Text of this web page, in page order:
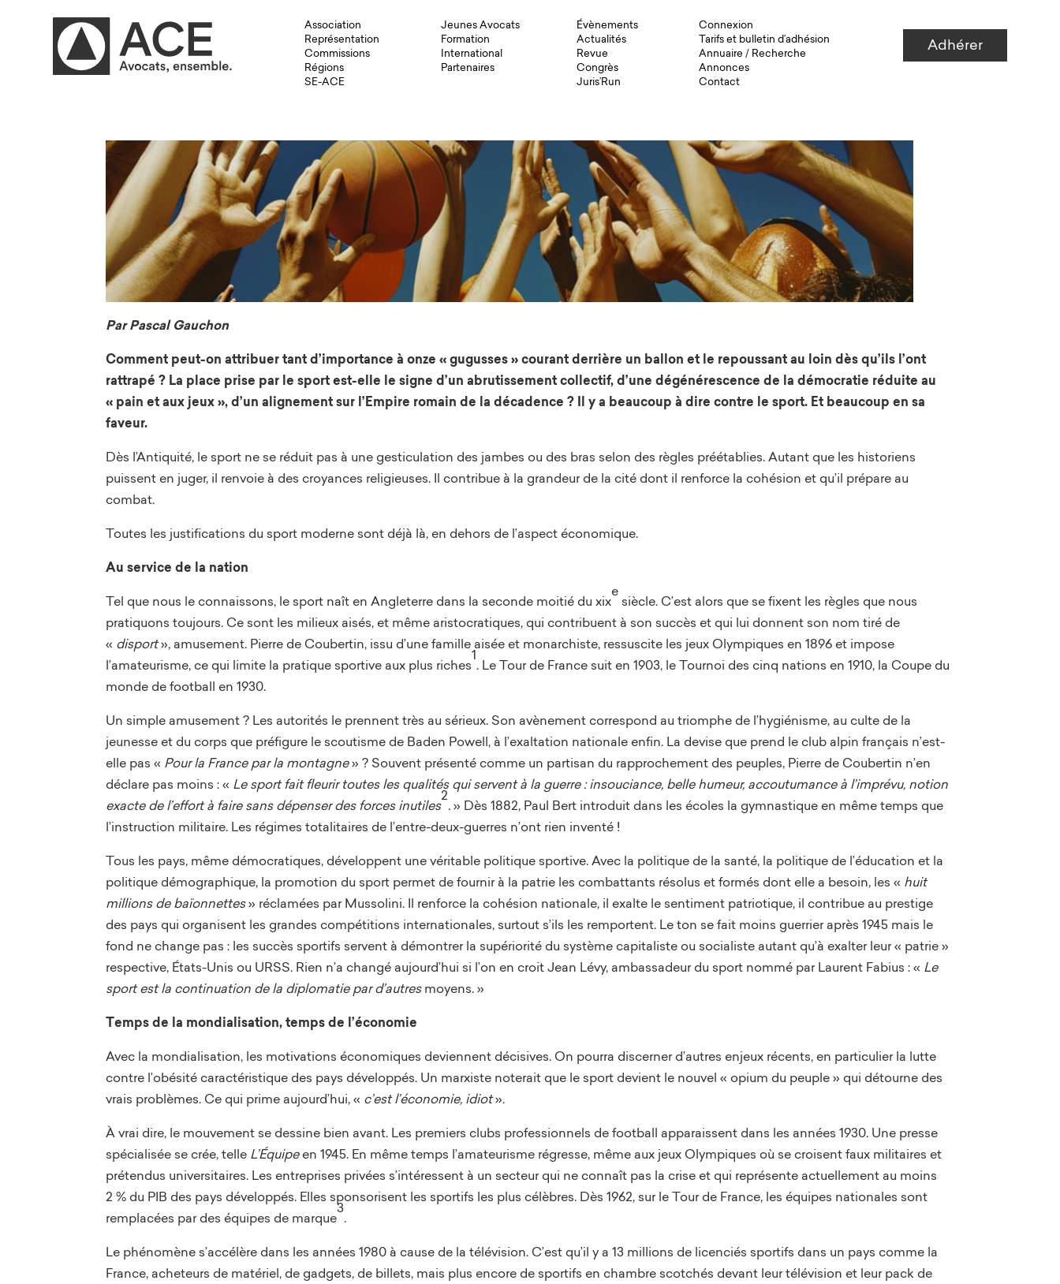
Association
Représentation
Commissions
Régions
SE-ACE
Jeunes Avocats
Formation
International
Partenaires
Évènements
Actualités
Revue
Congrès
Juris’Run
Connexion
Tarifs et bulletin d’adhésion
Annuaire / Recherche
Annonces
Contact
Adhérer
Par Pascal Gauchon
Comment peut-on attribuer tant d’importance à onze « gugusses » courant derrière un ballon et le repoussant au loin dès qu’ils l’ont
rattrapé ? La place prise par le sport est-elle le signe d’un abrutissement collectif, d’une dégénérescence de la démocratie réduite au
« pain et aux jeux », d’un alignement sur l’Empire romain de la décadence ? Il y a beaucoup à dire contre le sport. Et beaucoup en sa
faveur.
Dès l’Antiquité, le sport ne se réduit pas à une gesticulation des jambes ou des bras selon des règles préétablies. Autant que les historiens
puissent en juger, il renvoie à des croyances religieuses. Il contribue à la grandeur de la cité dont il renforce la cohésion et qu’il prépare au
combat.
Toutes les justifications du sport moderne sont déjà là, en dehors de l’aspect économique.
Au service de la nation
Tel que nous le connaissons, le sport naît en Angleterre dans la seconde moitié du xix
e
siècle. C’est alors que se fixent les règles que nous
pratiquons toujours. Ce sont les milieux aisés, et même aristocratiques, qui contribuent à son succès et qui lui donnent son nom tiré de
« disport», amusement. Pierre de Coubertin, issu d’une famille aisée et monarchiste, ressuscite les jeux Olympiques en 1896 et impose
l’amateurisme, ce qui limite la pratique sportive aux plus riches
1
. Le Tour de France suit en 1903, le Tournoi des cinq nations en 1910, la Coupe du
monde de football en 1930.
Un simple amusement ? Les autorités le prennent très au sérieux. Son avènement correspond au triomphe de l’hygiénisme, au culte de la
jeunesse et du corps que préfigure le scoutisme de Baden Powell, à l’exaltation nationale enfin. La devise que prend le club alpin français n’est-
elle pas « Pour la France par la montagne» ? Souvent présenté comme un partisan du rapprochement des peuples, Pierre de Coubertin n’en
déclare pas moins : « Le sport fait fleurir toutes les qualités qui servent à la guerre : insouciance, belle humeur, accoutumance à l’imprévu, notion
exacte de l’effort à faire sans dépenser des forces inutiles
2
.» Dès 1882, Paul Bert introduit dans les écoles la gymnastique en même temps que
l’instruction militaire. Les régimes totalitaires de l’entre-deux-guerres n’ont rien inventé !
Tous les pays, même démocratiques, développent une véritable politique sportive. Avec la politique de la santé, la politique de l’éducation et la
politique démographique, la promotion du sport permet de fournir à la patrie les combattants résolus et formés dont elle a besoin, les « huit
millions de baïonnettes» réclamées par Mussolini. Il renforce la cohésion nationale, il exalte le sentiment patriotique, il contribue au prestige
des pays qui organisent les grandes compétitions internationales, surtout s’ils les remportent. Le ton se fait moins guerrier après 1945 mais le
fond ne change pas : les succès sportifs servent à démontrer la supériorité du système capitaliste ou socialiste autant qu’à exalter leur « patrie »
respective, États-Unis ou URSS. Rien n’a changé aujourd’hui si l’on en croit Jean Lévy, ambassadeur du sport nommé par Laurent Fabius : « Le
sport est la continuation de la diplomatie par d’autresmoyens. »
Temps de la mondialisation, temps de l’économie
Avec la mondialisation, les motivations économiques deviennent décisives. On pourra discerner d’autres enjeux récents, en particulier la lutte
contre l’obésité caractéristique des pays développés. Un marxiste noterait que le sport devient le nouvel « opium du peuple » qui détourne des
vrais problèmes. Ce qui prime aujourd’hui, « c’est l’économie, idiot».
À vrai dire, le mouvement se dessine bien avant. Les premiers clubs professionnels de football apparaissent dans les années 1930. Une presse
spécialisée se crée, telle L’Équipeen 1945. En même temps l’amateurisme régresse, même aux jeux Olympiques où se croisent faux militaires et
prétendus universitaires. Les entreprises privées s’intéressent à un secteur qui ne connaît pas la crise et qui représente actuellement au moins
2 % du PIB des pays développés. Elles sponsorisent les sportifs les plus célèbres. Dès 1962, sur le Tour de France, les équipes nationales sont
remplacées par des équipes de marque
3
.
Le phénomène s’accélère dans les années 1980 à cause de la télévision. C’est qu’il y a 13 millions de licenciés sportifs dans un pays comme la
France, acheteurs de matériel, de gadgets, de billets, mais plus encore de sportifs en chambre scotchés devant leur télévision et leur pack de